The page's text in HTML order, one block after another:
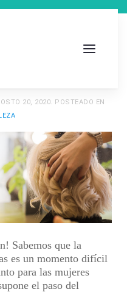
20, 2020. POSTEADO EN
Sabemos que la
es un momento difícil
para las mujeres
el paso del